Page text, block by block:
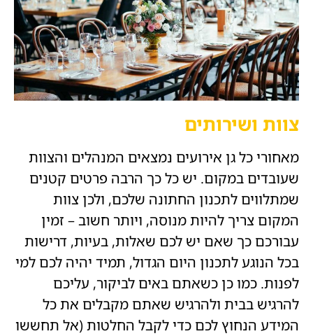
צוות ושירותים
מאחורי כל גן אירועים נמצאים המנהלים והצוות
שעובדים במקום. יש כל כך הרבה פרטים קטנים
שמתלווים לתכנון החתונה שלכם, ולכן צוות
המקום צריך להיות מנוסה, ויותר חשוב – זמין
עבורכם כך שאם יש לכם שאלות, בעיות, דרישות
בכל הנוגע לתכנון היום הגדול, תמיד יהיה לכם למי
לפנות. כמו כן כשאתם באים לביקור, עליכם
להרגיש בבית ולהרגיש שאתם מקבלים את כל
המידע הנחוץ לכם כדי לקבל החלטות (אל תחששו